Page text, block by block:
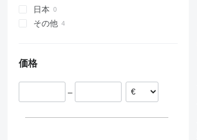
Vario
Zetros
T-series
日本
その他
価格
–